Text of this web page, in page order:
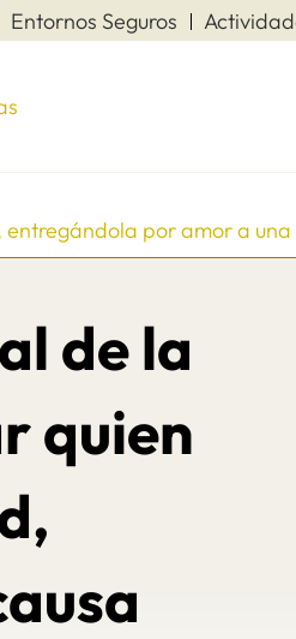
Entornos Seguros
por amor a una
de la
quien